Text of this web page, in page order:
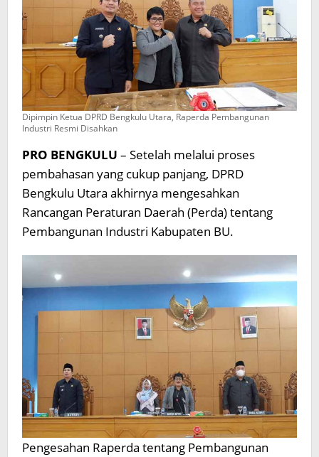
Dipimpin Ketua DPRD Bengkulu Utara, Raperda Pembangunan
Industri Resmi Disahkan
PRO BENGKULU – Setelah melalui proses
pembahasan yang cukup panjang, DPRD
Bengkulu Utara akhirnya mengesahkan
Rancangan Peraturan Daerah (Perda) tentang
Pembangunan Industri Kabupaten BU.
Pengesahan Raperda tentang Pembangunan